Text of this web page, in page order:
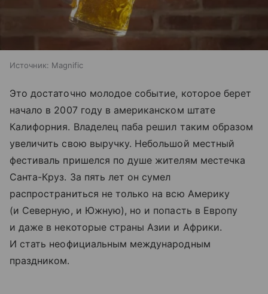
Источник: Magnific
Это достаточно молодое событие, которое берет
начало в 2007 году в американском штате
Калифорния. Владелец паба решил таким образом
увеличить свою выручку. Небольшой местный
фестиваль пришелся по душе жителям местечка
Санта-Круз. За пять лет он сумел
распространиться не только на всю Америку
(и Северную, и Южную), но и попасть в Европу
и даже в некоторые страны Азии и Африки.
И стать неофициальным международным
праздником.